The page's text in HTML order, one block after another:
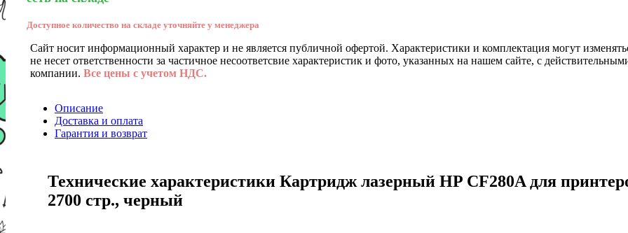
Доступное количество на складе уточняйте у менеджера
Сайт носит информационный характер и не является публичной офертой. Характеристики и комплектация могут
не несет ответственности за частичное несоответсвие характеристик и фото, указанных на нашем сайте, с
компании. Все цены с учетом НДС.
Описание
Доставка и оплата
Гарантия и возврат
Технические характеристики Картридж лазерный HP CF280A для
2700 стр., черный